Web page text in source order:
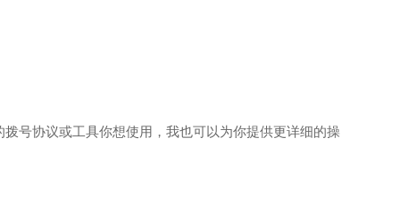
号协议或工具你想使用，我也可以为你提供更详细的操